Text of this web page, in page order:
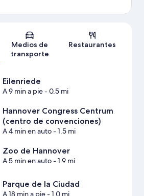
Sección del mapa
Medios de
transporte
Restaurantes
Eilenriede
A 9 min a pie- 0.5 mi
Hannover Congress Centrum
(centro de convenciones)
A 4 min en auto- 1.5 mi
Zoo de Hannover
A 5 min en auto- 1.9 mi
Parque de la Ciudad
A 18 min a pie- 1.0 mi